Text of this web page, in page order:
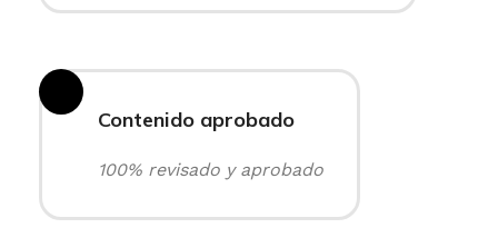
Contenido aprobado
100% revisado y aprobado